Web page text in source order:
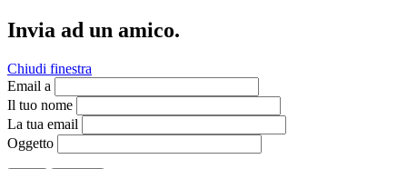
Invia ad un amico.
Chiudi finestra
Email a
Il tuo nome
La tua email
Oggetto